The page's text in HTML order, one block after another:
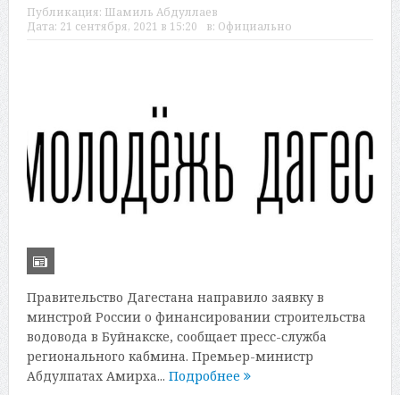
Публикация: Шамиль Абдуллаев
Дата: 21 сентября, 2021 в 15:20 в: Официально
Правительство Дагестана направило заявку в
минстрой России о финансировании строительства
водовода в Буйнакске, сообщает пресс-служба
регионального кабмина. Премьер-министр
Абдулпатах Амирха... Подробнее